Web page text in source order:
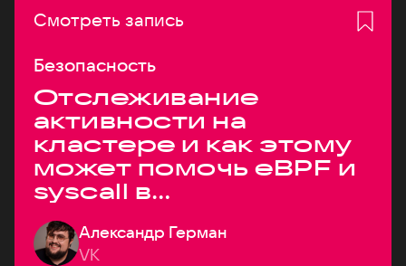
Смотреть запись
Безопасность
Отслеживание
активности на
кластере и как этому
может помочь eBPF и
syscall в
высоконагруженных
системах
Александр Герман
VK